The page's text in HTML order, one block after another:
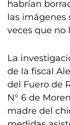
habrían
las
veces que no
La
de la fiscal
del Fuero de
N° 6 de
madre del